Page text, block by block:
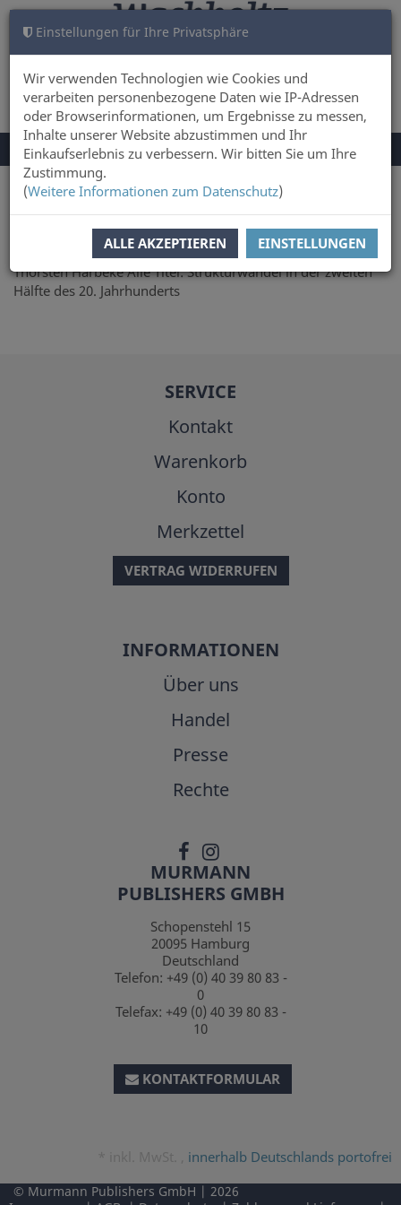
Einstellungen für Ihre Privatsphäre
Wir verwenden Technologien wie Cookies und
verarbeiten personenbezogene Daten wie IP-Adressen
oder Browserinformationen, um Ergebnisse zu messen,
Inhalte unserer Website abzustimmen und Ihr
Einkaufserlebnis zu verbessern. Wir bitten Sie um Ihre
Zustimmung.
(Weitere Informationen zum Datenschutz)
ALLE AKZEPTIEREN EINSTELLUNGEN
ANMELDEN WARENKORB 0
NAVIGATION
UMSCHALTEN
Menü
Sie sind hier:
Thorsten Harberke
Thorsten Harbeke Alle Titel: Strukturwandel in der zweiten
Hälfte des 20. Jahrhunderts
SERVICE
Kontakt
Warenkorb
Konto
Merkzettel
VERTRAG WIDERRUFEN
INFORMATIONEN
Über uns
Handel
Presse
Rechte
MURMANN
PUBLISHERS GMBH
Schopenstehl 15
20095 Hamburg
Deutschland
Telefon: +49 (0) 40 39 80 83 -
0
Telefax: +49 (0) 40 39 80 83 -
10
KONTAKTFORMULAR
innerhalb Deutschlands portofrei
Murmann Publishers GmbH
2026